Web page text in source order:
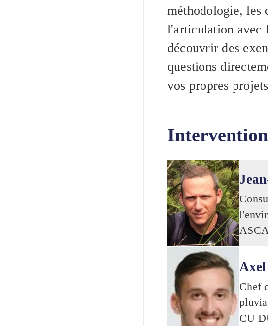
méthodologie, les
l'articulation avec
découvrir des
questions
vos propres
Chef
CU